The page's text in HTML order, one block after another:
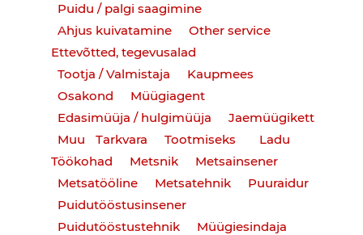
Puidu / palgi saagimine
Ahjus kuivatamine
Other service
Ettevõtted, tegevusalad
Tootja / Valmistaja
Kaupmees
Osakond
Müügiagent
Edasimüüja / hulgimüüja
Jaemüügikett
Muu
Tarkvara Tootmiseks
Ladu
Töökohad
Metsnik
Metsainsener
Metsatööline
Metsatehnik
Puuraidur
Puidutööstusinsener
Puidutööstustehnik
Müügiesindaja